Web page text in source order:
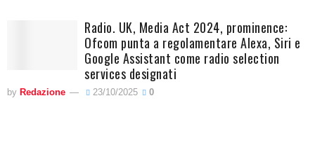
Radio. UK, Media Act 2024, prominence:
Ofcom punta a regolamentare Alexa, Siri e
Google Assistant come radio selection
services designati
by Redazione 23/10/2025 0